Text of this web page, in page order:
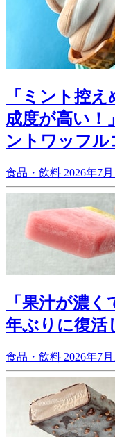
「ミント控
成度が高い！
ントワッフル
食品・飲料 2026年7月
「果汁が濃
年ぶりに復活
食品・飲料 2026年7月